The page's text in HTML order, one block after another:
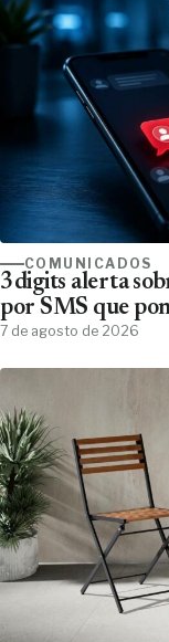
COMUNICADOS
3digits alerta
por SMS que
7 de agosto de 2026